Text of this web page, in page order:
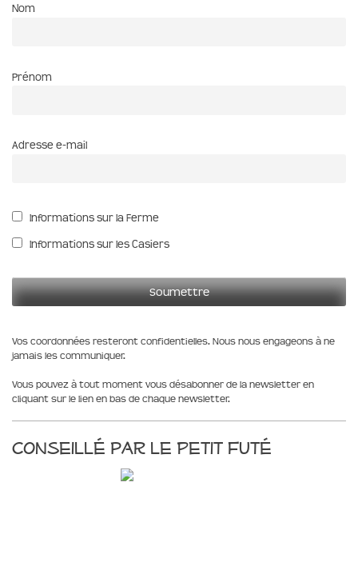
Nom
Prénom
Adresse e-mail
Informations sur la Ferme
Informations sur les Casiers
Vos coordonnées resteront confidentielles. Nous nous engageons à ne
jamais les communiquer.
Vous pouvez à tout moment vous désabonner de la newsletter en
cliquant sur le lien en bas de chaque newsletter.
Conseillé par le Petit Futé